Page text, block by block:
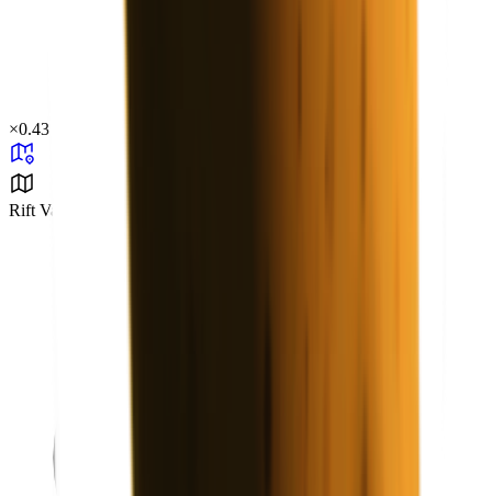
×0.43
Rift Valley